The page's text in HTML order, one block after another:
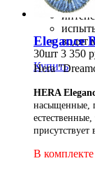
водят
30шт 3 350
Купить
Elegance
Hera
HERA
насыщенные,
присутствует
В комплекте